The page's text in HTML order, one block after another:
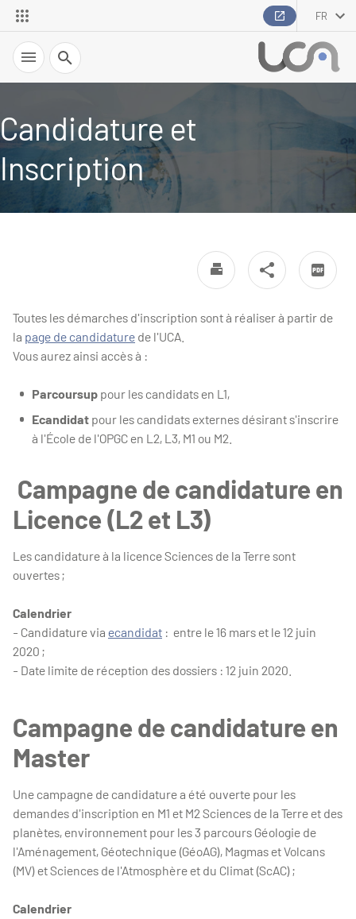
FR
Recherche
Candidature et
Inscription
Toutes les démarches d'inscription sont à réaliser à partir de
la page de candidature de l'UCA.
Vous aurez ainsi accès à :
Parcoursup pour les candidats en L1,
Ecandidat pour les candidats externes désirant s'inscrire
à l'École de l'OPGC en L2, L3, M1 ou M2.
Campagne de candidature en
Licence (L2 et L3)
Les candidature à la licence Sciences de la Terre sont
ouvertes ;
Calendrier
- Candidature via ecandidat : entre le 16 mars et le 12 juin
2020 ;
- Date limite de réception des dossiers : 12 juin 2020.
Campagne de candidature en
Master
Une campagne de candidature a été ouverte pour les
demandes d'inscription en M1 et M2 Sciences de la Terre et des
planètes, environnement pour les 3 parcours Géologie de
l'Aménagement, Géotechnique (GéoAG), Magmas et Volcans
(MV) et Sciences de l'Atmosphère et du Climat (ScAC) ;
Calendrier